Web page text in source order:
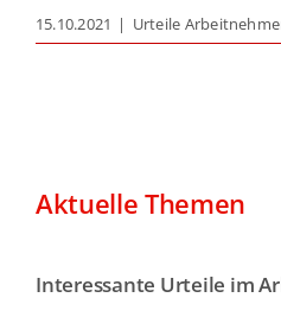
15.10.2021 | Urteile
Aktuelle Themen
Interessante Urteile im